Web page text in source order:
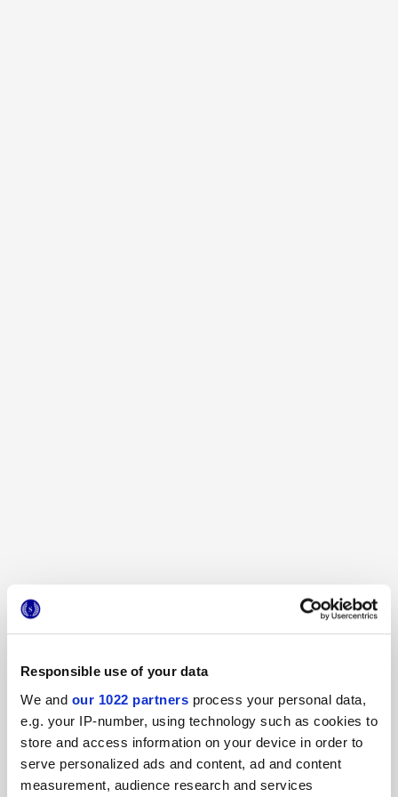
Responsible use of your data
We and our 1022 partners process your personal data,
e.g. your IP-number, using technology such as cookies to
store and access information on your device in order to
serve personalized ads and content, ad and content
measurement, audience research and services